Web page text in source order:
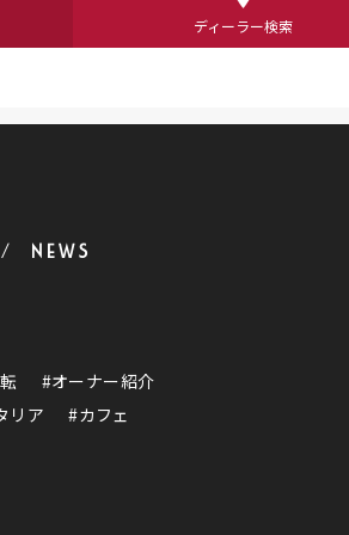
ディーラー検索
NEWS
#オーナー紹介
リア #カフェ